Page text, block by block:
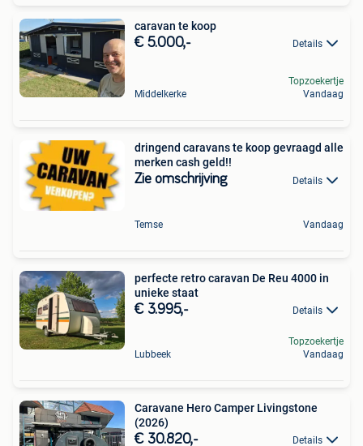
caravan te koop
€ 5.000,- Details
Middelkerke
Topzoekertje
Vandaag
dringend caravans te koop gevraagd alle
merken cash geld!!
Zie omschrijving Details
Temse Vandaag
perfecte retro caravan De Reu 4000 in
unieke staat
€ 3.995,- Details
Lubbeek
Topzoekertje
Vandaag
Caravane Hero Camper Livingstone
(2026)
€ 30.820,- Details